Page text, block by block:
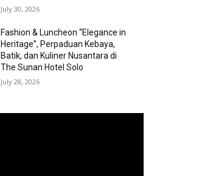
July 30, 2026
Fashion & Luncheon “Elegance in
Heritage”, Perpaduan Kebaya,
Batik, dan Kuliner Nusantara di
The Sunan Hotel Solo
July 28, 2026